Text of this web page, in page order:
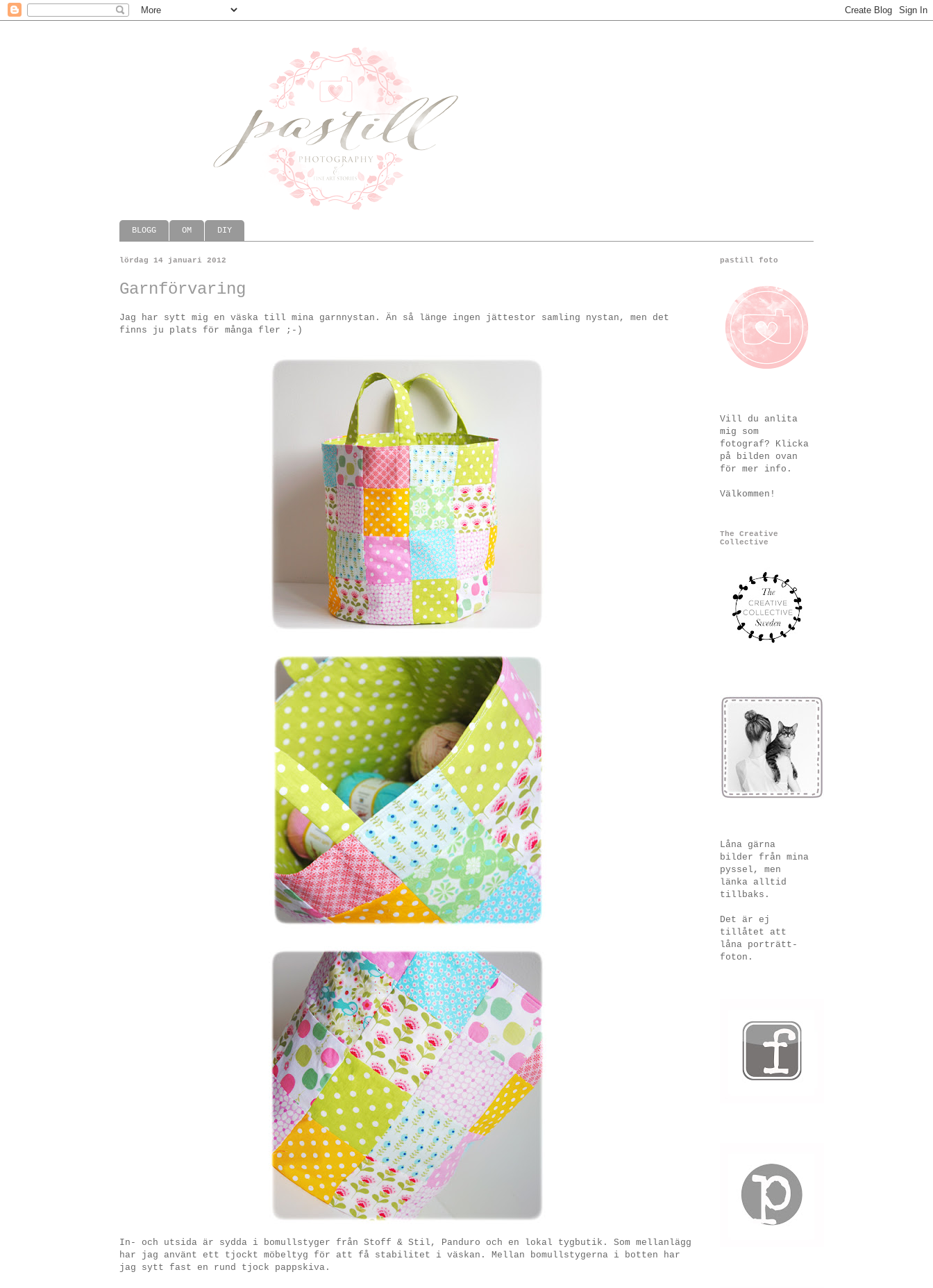
BLOGG OM DIY
lördag 14 januari 2012
Garnförvaring
Jag har sytt mig en väska till mina garnnystan. Än så länge ingen jättestor samling nystan, men det
finns ju plats för många fler ;-)
In- och utsida är sydda i bomullstyger från Stoff & Stil, Panduro och en lokal tygbutik. Som mellanlägg
har jag använt ett tjockt möbeltyg för att få stabilitet i väskan. Mellan bomullstygerna i botten har
jag sytt fast en rund tjock pappskiva.
pastill foto
Vill du anlita
mig som
fotograf? Klicka
på bilden ovan
för mer info.
Välkommen!
The Creative
Collective
Låna gärna
bilder från mina
pyssel, men
länka alltid
tillbaks.
Det är ej
tillåtet att
låna porträtt-
foton.